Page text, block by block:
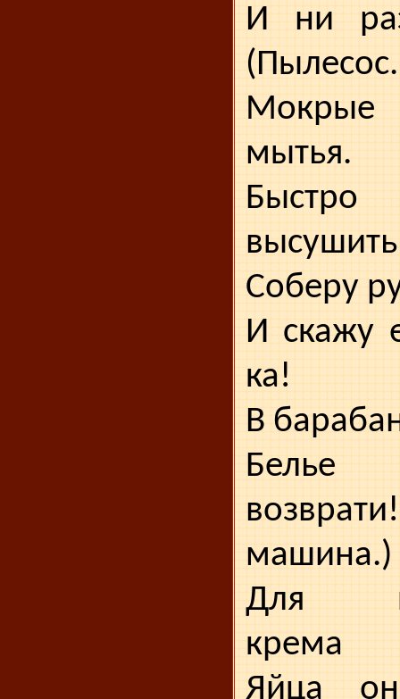
И ни
Мокрые
мытья.
Соберу
И скажу
ка!
В
машина.)
Для
крема
Яйца